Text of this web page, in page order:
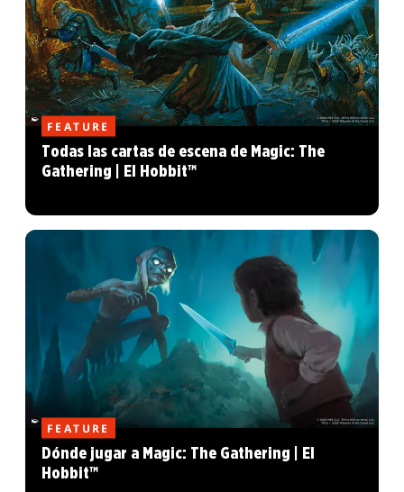
FEATURE
Todas las cartas de escena de Magic: The
Gathering | El Hobbit™
FEATURE
Dónde jugar a Magic: The Gathering | El
Hobbit™